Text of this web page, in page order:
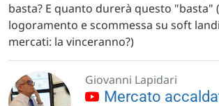
basta? E quanto durerà questo "basta"
logoramento e scommessa su soft
mercati: la vinceranno?)
Giovanni Lapidari
Mercato